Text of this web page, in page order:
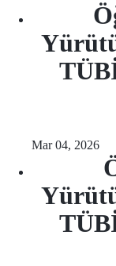
Mar 04, 2026